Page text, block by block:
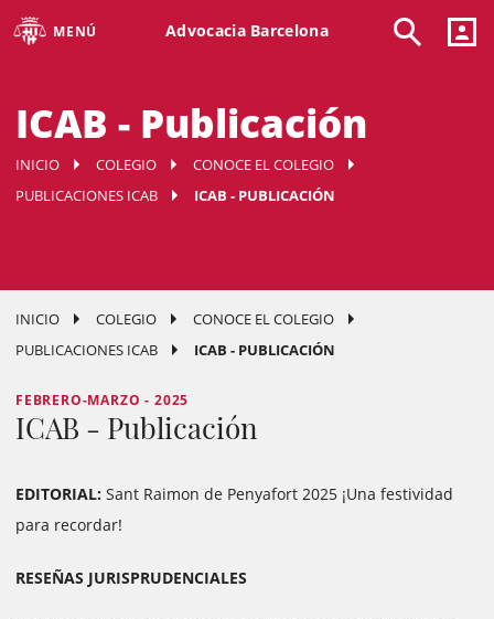
MENÚ Advocacia Barcelona
ICAB - Publicación
INICIO COLEGIO
CONOCE EL COLEGIO
PUBLICACIONES ICAB
ICAB - PUBLICACIÓN
INICIO COLEGIO
CONOCE EL COLEGIO
PUBLICACIONES ICAB
ICAB - PUBLICACIÓN
FEBRERO-MARZO - 2025
ICAB - Publicación
EDITORIAL: Sant Raimon de Penyafort 2025 ¡Una festividad
para recordar!
RESEÑAS JURISPRUDENCIALES